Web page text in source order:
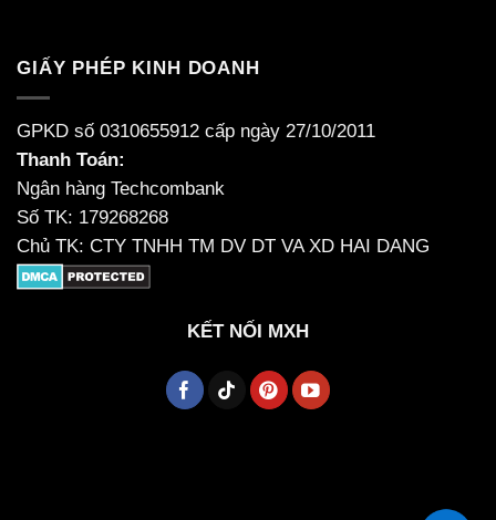
GIẤY PHÉP KINH DOANH
GPKD số 0310655912 cấp ngày 27/10/2011
Thanh Toán:
Ngân hàng Techcombank
Số TK: 179268268
Chủ TK: CTY TNHH TM DV DT VA XD HAI DANG
KẾT NỐI MXH